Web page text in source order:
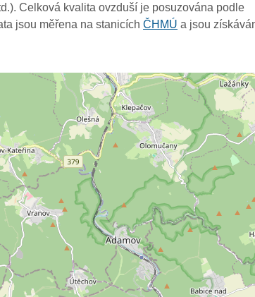
Celková kvalita ovzduší je posuzována podle
jsou měřena na stanicíchČHMÚ a jsou